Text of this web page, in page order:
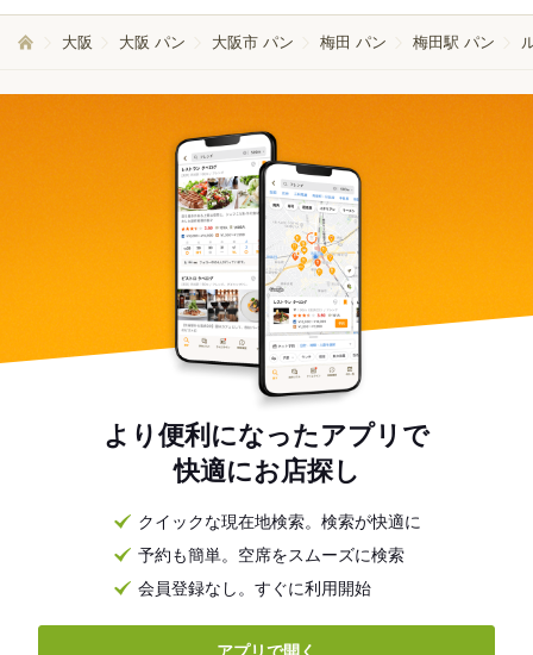
大阪 大阪 パン 大阪市 パン 梅田 パン 梅田駅 パン
より便利になったアプリで
快適にお店探し
クイックな現在地検索。検索が快適に
予約も簡単。空席をスムーズに検索
会員登録なし。すぐに利用開始